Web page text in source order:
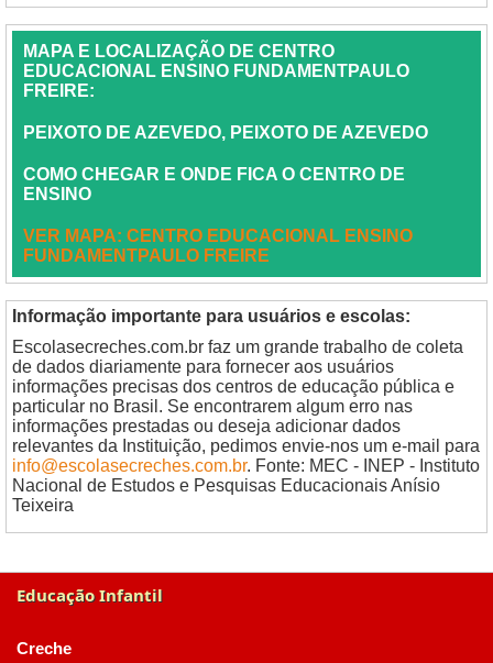
MAPA E LOCALIZAÇÃO DE CENTRO
EDUCACIONAL ENSINO FUNDAMENTPAULO
FREIRE:
PEIXOTO DE AZEVEDO, PEIXOTO DE AZEVEDO
COMO CHEGAR E ONDE FICA O CENTRO DE
ENSINO
VER MAPA: CENTRO EDUCACIONAL ENSINO
FUNDAMENTPAULO FREIRE
Informação importante para usuários e escolas:
Escolasecreches.com.br faz um grande trabalho de coleta
de dados diariamente para fornecer aos usuários
informações precisas dos centros de educação pública e
particular no Brasil. Se encontrarem algum erro nas
informações prestadas ou deseja adicionar dados
relevantes da Instituição, pedimos envie-nos um e-mail para
info@escolasecreches.com.br. Fonte: MEC - INEP - Instituto
Nacional de Estudos e Pesquisas Educacionais Anísio
Teixeira
Educação Infantil
Creche